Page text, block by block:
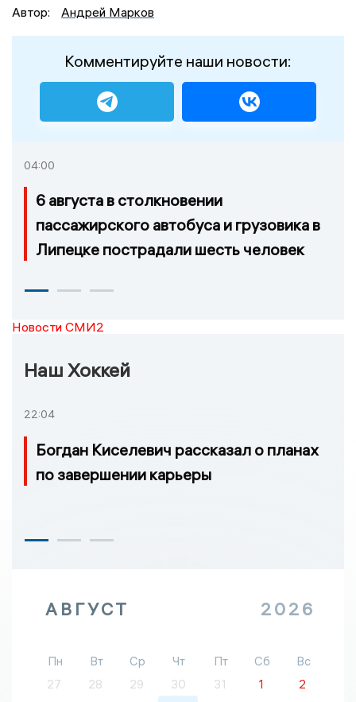
Автор: Андрей Марков
Комментируйте наши новости:
04:00
6 августа в столкновении
пассажирского автобуса и грузовика в
Липецке пострадали шесть человек
Новости СМИ2
Наш Хоккей
22:04
Богдан Киселевич рассказал о планах
по завершении карьеры
АВГУСТ 2026
Пн Вт Ср Чт Пт Сб
Вс
27
28 29 30 31 1 2